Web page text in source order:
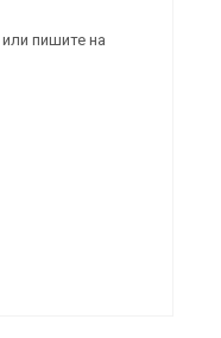
пишите на